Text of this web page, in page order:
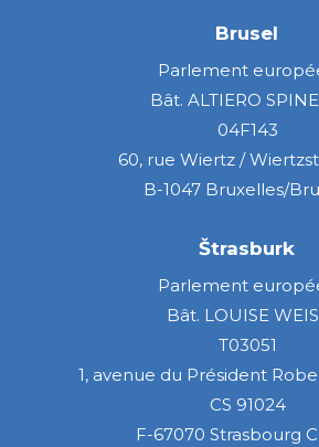
Brusel
Parlement
Bât. ALTIERO
04F143
60, rue Wiertz /
B-1047 Bruxelles/
Štrasburk
Parlement
Bât. LOUISE
T03051
1, avenue du Président
CS 91024
F-67070 Strasbourg